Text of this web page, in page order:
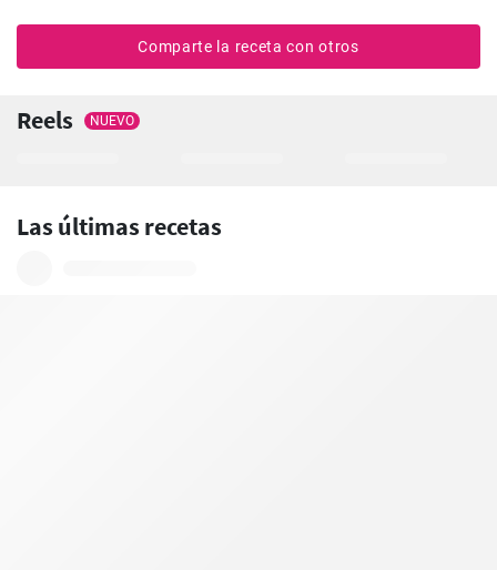
Comparte la receta con otros
Reels NUEVO
Las últimas recetas